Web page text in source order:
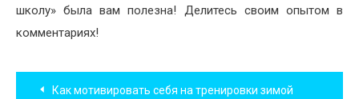
школу» была вам полезна! Делитесь своим опытом в
комментариях!
Навигация
Как мотивировать себя на тренировки зимой